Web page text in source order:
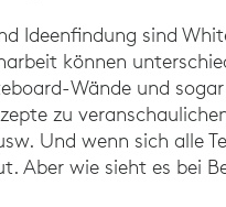
Ideenfindung sind
können
Wände und
zu
Und wenn sich alle
Aber wie sieht es bei